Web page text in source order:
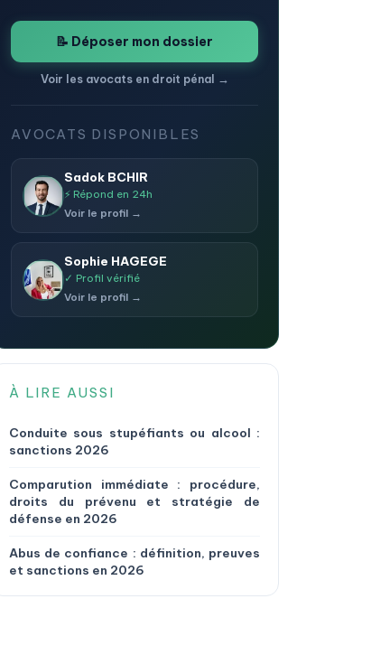
📝 Déposer mon dossier
Voir les avocats en droit pénal →
AVOCATS DISPONIBLES
Sadok BCHIR
⚡ Répond en 24h
Voir le profil →
Sophie HAGEGE
✓ Profil vérifié
Voir le profil →
À LIRE AUSSI
Conduite sous stupéfiants ou alcool :
sanctions 2026
Comparution immédiate : procédure,
droits du prévenu et stratégie de
défense en 2026
Abus de confiance : définition, preuves
et sanctions en 2026